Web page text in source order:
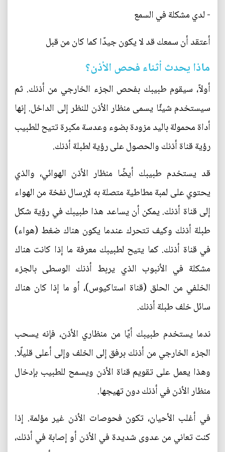
- لدي مشكلة في السمع
أعتقد أن سمعك قد لا يكون جيدًا كما كان من قبل
ماذا يحدث أثناء فحص الأذن؟
أولاً، سيقوم طبيبك بفحص الجزء الخارجي من أذنك. ثم
سيستخدم شيئًا يسمى منظار الأذن للنظر إلى الداخل. إنها
أداة محمولة باليد مزودة بضوء وعدسة مكبرة تتيح للطبيب
رؤية قناة أذنك والحصول على رؤية لطبلة أذنك.
قد يستخدم طبيبك أيضًا منظار الأذن الهوائي، والذي
يحتوي على لمبة مطاطية متصلة به لإرسال نفخة من الهواء
إلى قناة أذنك. يمكن أن يساعد هذا طبيبك في رؤية شكل
طبلة أذنك وكيف تتحرك عندما يكون هناك ضغط (هواء)
في قناة أذنك. كما يتيح لطبيبك معرفة ما إذا كانت هناك
مشكلة في الأنبوب الذي يربط أذنك الوسطى بالجزء
الخلفي من الحلق (قناة استاكيوس)، أو ما إذا كان هناك
سائل خلف طبلة أذنك.
ندما يستخدم طبيبك أيًا من منظاري الأذن، فإنه يسحب
الجزء الخارجي من أذنك برفق إلى الخلف وإلى أعلى قليلًا.
وهذا يعمل على تقويم قناة الأذن ويسمح للطبيب بإدخال
منظار الأذن في أذنك دون تهيجها.
في أغلب الأحيان، تكون فحوصات الأذن غير مؤلمة. إذا
كنت تعاني من عدوى شديدة في الأذن أو إصابة في أذنك،